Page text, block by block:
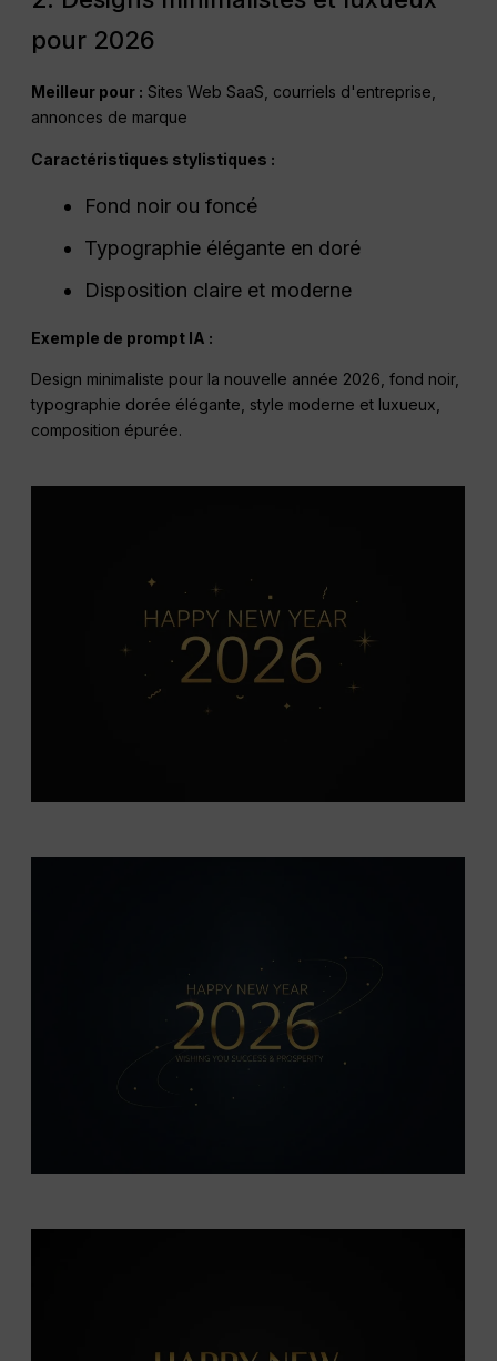
pour 2026
Meilleur pour : Sites Web SaaS, courriels d'entreprise,
annonces de marque
Caractéristiques stylistiques :
Fond noir ou foncé
Typographie élégante en doré
Disposition claire et moderne
Exemple de prompt IA :
Design minimaliste pour la nouvelle année 2026, fond noir,
typographie dorée élégante, style moderne et luxueux,
composition épurée.